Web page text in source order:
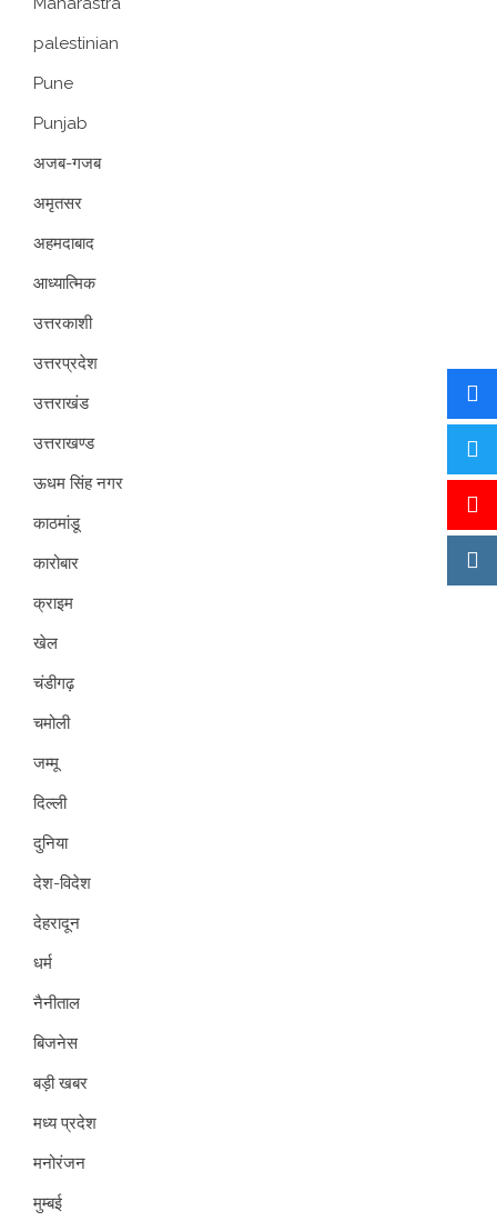
palestinian
Pune
Punjab
अजब-गजब
अमृतसर
अहमदाबाद
आध्यात्मिक
उत्तरकाशी
उत्तरप्रदेश
उत्तराखंड
उत्तराखण्ड
ऊधम सिंह नगर
काठमांडू
कारोबार
क्राइम
खेल
चंडीगढ़
चमोली
जम्मू
दिल्ली
दुनिया
देश-विदेश
देहरादून
धर्म
नैनीताल
बिजनेस
बड़ी खबर
मध्य प्रदेश
मनोरंजन
मुम्बई